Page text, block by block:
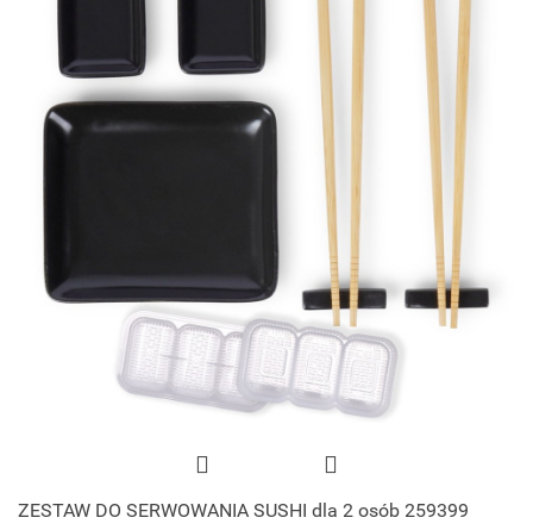
ZESTAW DO SERWOWANIA SUSHI dla 2 osób 259399